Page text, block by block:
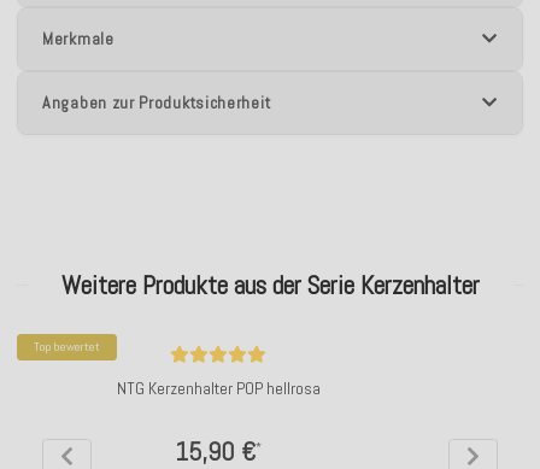
Merkmale
Angaben zur Produktsicherheit
Weitere Produkte aus der Serie Kerzenhalter
Top bewertet
NTG Kerzenhalter POP hellrosa
15,90 €*